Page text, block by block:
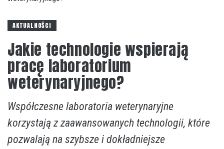
AKTUALNOŚCI
Jakie technologie wspierają
pracę laboratorium
weterynaryjnego?
Współczesne laboratoria weterynaryjne
korzystają z zaawansowanych technologii, które
pozwalają na szybsze i dokładniejsze